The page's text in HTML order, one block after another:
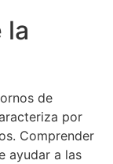
la
de
por
Comprender
ayudar a las